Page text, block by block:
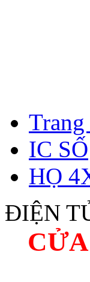
Trang
IC SỐ
HỌ
ĐIỆN